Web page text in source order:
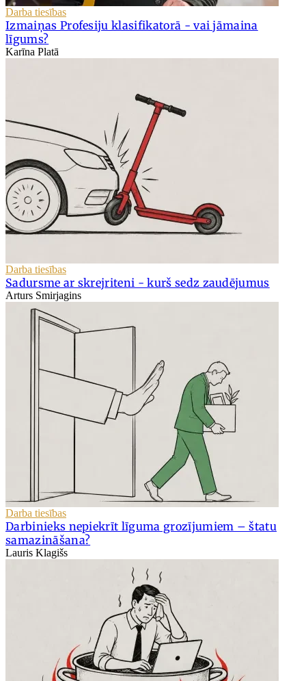
Darba tiesības
Izmaiņas Profesiju klasifikatorā - vai jāmaina
līgums?
Karīna Platā
Darba tiesības
Sadursme ar skrejriteni - kurš sedz zaudējumus
Arturs Smirjagins
Darba tiesības
Darbinieks nepiekrīt līguma grozījumiem – štatu
samazināšana?
Lauris Klagišs